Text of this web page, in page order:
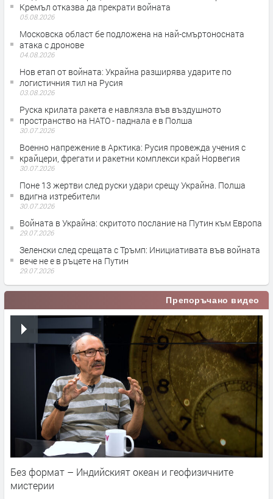
Кремъл отказва да прекрати войната
05.08.2026
Московска област бе подложена на най-смъртоносната
атака с дронове
04.08.2026
Нов етап от войната: Украйна разширява ударите по
логистичния тил на Русия
03.08.2026
Руска крилата ракета е навлязла във въздушното
пространство на НАТО - паднала е в Полша
30.07.2026
Военно напрежение в Арктика: Русия провежда учения с
крайцери, фрегати и ракетни комплекси край Норвегия
30.07.2026
Поне 13 жертви след руски удари срещу Украйна. Полша
вдигна изтребители
30.07.2026
Войната в Украйна: скритото послание на Путин към Европа
29.07.2026
Зеленски след срещата с Тръмп: Инициативата във войната
вече не е в ръцете на Путин
29.07.2026
Препоръчано видео
Без формат – Индийският океан и геофизичните
мистерии